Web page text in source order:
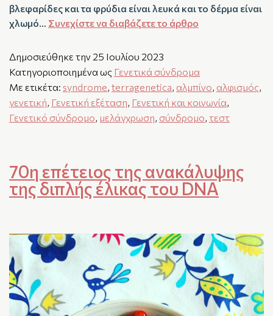
βλεφαρίδες και τα φρύδια είναι λευκά και το δέρμα είναι
χλωμό… Συνεχίστε να διαβάζετε το άρθρο
Δημοσιεύθηκε την 25 Ιουλίου 2023
Κατηγοριοποιημένα ως Γενετικά σύνδρομα
Με ετικέτα: syndrome, terragenetica, αλμπίνο, αλφισμός,
γενετική, Γενετική εξέταση, Γενετική και κοινωνία,
Γενετικό σύνδρομο, μελάγχρωση, σύνδρομο, τεστ
70η επέτειος της ανακάλυψης
της διπλής έλικας του DNA